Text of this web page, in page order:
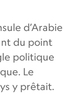
d’Arabie
du point
politique
Le
y prêtait.